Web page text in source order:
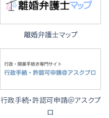
離婚弁護士マップ
行政手続・許認可申請＠アスクプ
ロ